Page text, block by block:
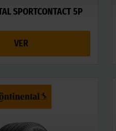
SPORTCONTACT 5P
VER